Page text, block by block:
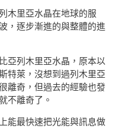
木里亞水晶在地球的服
，逐步漸進的與整體的進
亞列木里亞水晶，原本以
特萊，沒想到過列木里亞
離奇，但過去的經驗也發
不離奇了。
能最快速把光能與訊息做